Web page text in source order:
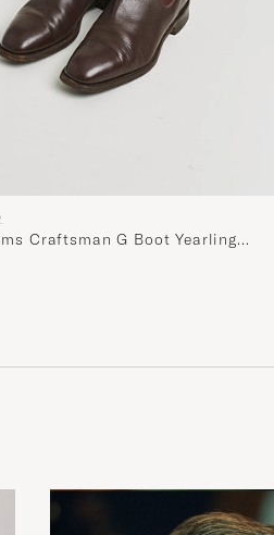
Craftsman G Boot Yearling
- EU43,5